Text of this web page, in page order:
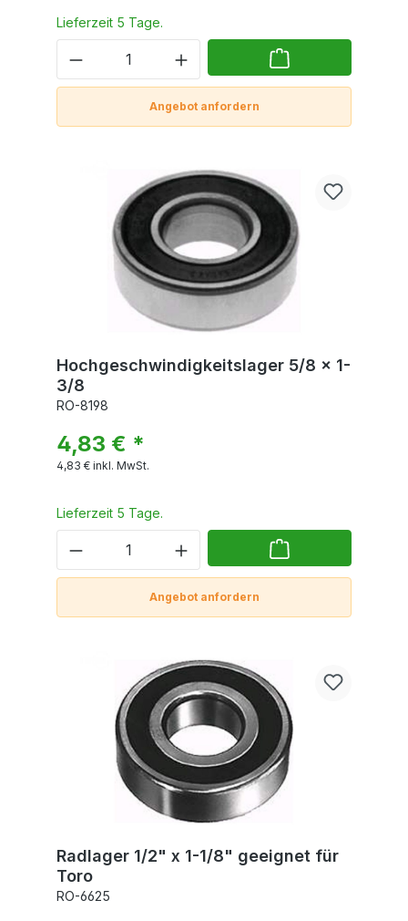
Lieferzeit 5 Tage.
Angebot anfordern
Hochgeschwindigkeitslager 5/8 x 1-
3/8
RO-8198
4,83 € *
4,83 € inkl. MwSt.
Lieferzeit 5 Tage.
Angebot anfordern
Radlager 1/2" x 1-1/8" geeignet für
Toro
RO-6625